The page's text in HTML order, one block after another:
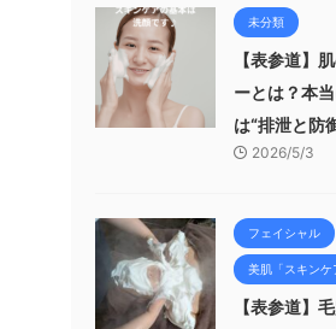
未分類
【表参道】
ーとは？本
は“排泄と防
2026/5/3
フェイシャル
美肌「スキンケ
【表参道】